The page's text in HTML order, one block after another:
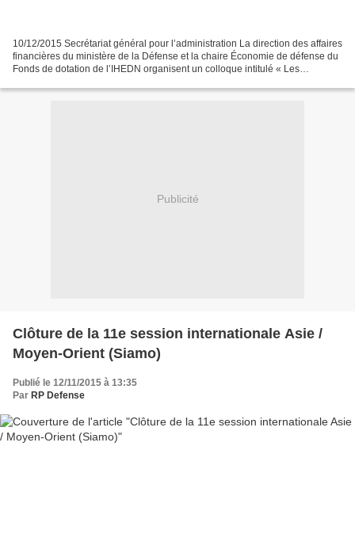
10/12/2015 Secrétariat général pour l’administration La direction des affaires
financières du ministère de la Défense et la chaire Économie de défense du
Fonds de dotation de l’IHEDN organisent un colloque intitulé « Les
Publicité
Clôture de la 11e session internationale Asie /
Moyen-Orient (Siamo)
Publié le 12/11/2015 à 13:35
Par RP Defense